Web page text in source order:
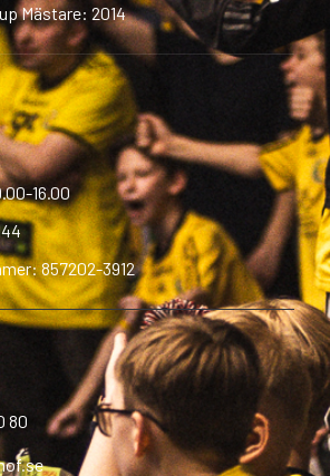
Mästare: 2014
16.00
857202-3912
80